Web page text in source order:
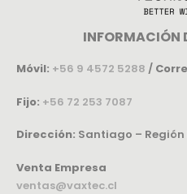
INFORMACIÓN
Móvil: +56 9 4572 5288 /
Fijo: +56 72 253 7087
Dirección: Santiago –
Venta Empresa
ventas@vaxtec.cl